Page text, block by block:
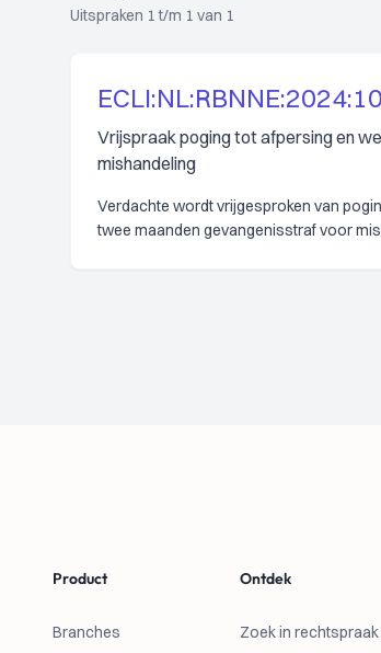
Uitspraken 1 t/m 1 van 1
Vrijspraak poging tot afpersing en
mishandeling
Verdachte wordt vrijgesproken van
twee maanden gevangenisstraf voor
Product
Branches
Ontdek
Zoek in rechtspraak